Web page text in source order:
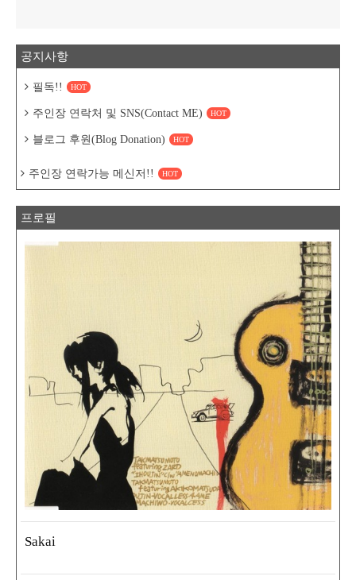
공지사항
필독!! HOT
주인장 연락처 및 SNS(Contact ME) HOT
블로그 후원(Blog Donation) HOT
주인장 연락가능 메신저!! HOT
프로필
Sakai